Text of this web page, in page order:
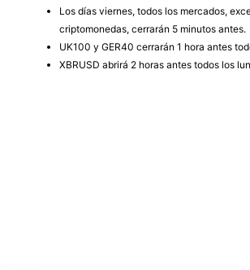
Los días viernes, todos los mercados,
criptomonedas, cerrarán 5 minutos antes.
UK100 y GER40 cerrarán 1 hora antes
XBRUSD abrirá 2 horas antes todos los